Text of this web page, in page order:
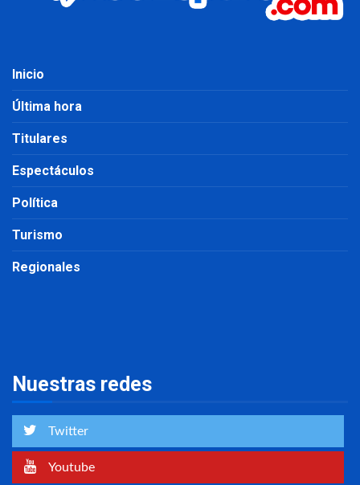
Inicio
Última hora
Titulares
Espectáculos
Política
Turismo
Regionales
Nuestras redes
Twitter
Youtube